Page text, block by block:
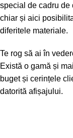
special de cadru de
chiar și aici
diferitele materiale.
Te rog să ai în
Există o gamă și
buget și cerințele
datorită afișajului.